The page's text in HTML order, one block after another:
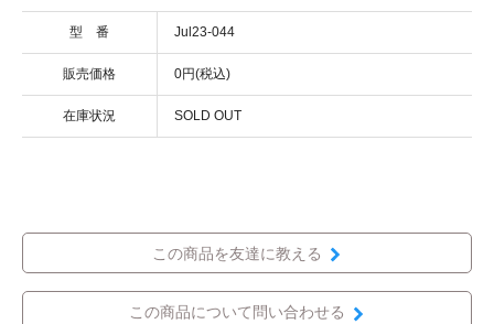
型 番 Jul23-044
販売価格 0円(税込)
在庫状況 SOLD OUT
この商品を友達に教える
この商品について問い合わせる